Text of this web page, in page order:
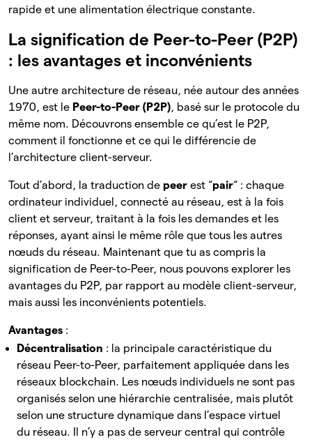
rapide et une alimentation électrique constante.
La signification de Peer-to-Peer (P2P)
: les avantages et inconvénients
Une autre architecture de réseau, née autour des années
1970, est le Peer-to-Peer (P2P), basé sur le protocole du
même nom. Découvrons ensemble ce qu’est le P2P,
comment il fonctionne et ce qui le différencie de
l’architecture client-serveur.
Tout d’abord, la traduction de peer est “pair“ : chaque
ordinateur individuel, connecté au réseau, est à la fois
client et serveur, traitant à la fois les demandes et les
réponses, ayant ainsi le même rôle que tous les autres
nœuds du réseau. Maintenant que tu as compris la
signification de Peer-to-Peer, nous pouvons explorer les
avantages du P2P, par rapport au modèle client-serveur,
mais aussi les inconvénients potentiels.
Avantages :
Décentralisation : la principale caractéristique du
réseau Peer-to-Peer, parfaitement appliquée dans les
réseaux blockchain. Les nœuds individuels ne sont pas
organisés selon une hiérarchie centralisée, mais plutôt
selon une structure dynamique dans l’espace virtuel
du réseau. Il n’y a pas de serveur central qui contrôle